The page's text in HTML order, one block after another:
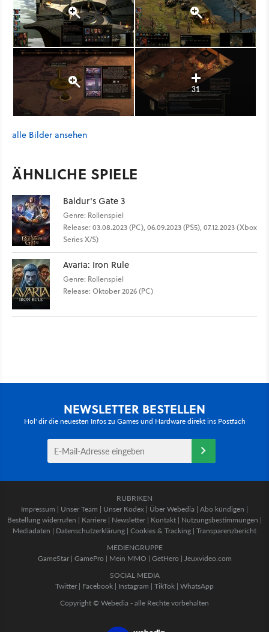
31
alle Bilder ansehen
ÄHNLICHE SPIELE
Baldur's Gate 3
Genre: Rollenspiel
Release: 03.08.2023 (PC), 06.09.2023 (PS5), 07.12.2023 (Xbox
Series X/S)
Avaria: Iron Rule
Genre: Rollenspiel
Release: Oktober 2026 (PC)
NEWSLETTER BESTELLEN
Hol' dir die neuesten Infos zu Games und Hardware direkt ins Postfach
RUBRIKEN
Impressum | Unser Team | Unser Kodex | Über Webedia | Abo kündigen |
Bestellung widerrufen | Karriere | Newsletter | Kontakt | Nutzungsbestimmungen |
Mediadaten | Datenschutzerklärung | Cookies & Tracking | Transparenzbericht
MEDIENGRUPPE
GameStar| GamePro | Mein MMO | GetHero | Jeuxvideo.com
SOCIAL MEDIA
Twitter | Facebook | Instagram | TikTok | WhatsApp
Copyright © Webedia - alle Rechte vorbehalten